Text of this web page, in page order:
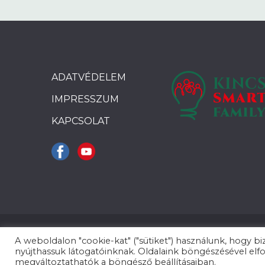
ADATVÉDELEM
IMPRESSZUM
KAPCSOLAT
A weboldalon "cookie-kat" ("sütiket") használunk, hogy
nyújthassuk látogatóinknak. Oldalaink böngészésével
megváltoztathatók a böngésző beállításaiban.